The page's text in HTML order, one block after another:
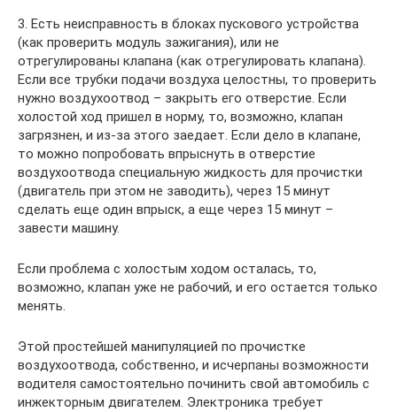
3. Есть неисправность в блоках пускового устройства
(как проверить модуль зажигания), или не
отрегулированы клапана (как отрегулировать клапана).
Если все трубки подачи воздуха целостны, то проверить
нужно воздухоотвод – закрыть его отверстие. Если
холостой ход пришел в норму, то, возможно, клапан
загрязнен, и из-за этого заедает. Если дело в клапане,
то можно попробовать впрыснуть в отверстие
воздухоотвода специальную жидкость для прочистки
(двигатель при этом не заводить), через 15 минут
сделать еще один впрыск, а еще через 15 минут –
завести машину.
Если проблема с холостым ходом осталась, то,
возможно, клапан уже не рабочий, и его остается только
менять.
Этой простейшей манипуляцией по прочистке
воздухоотвода, собственно, и исчерпаны возможности
водителя самостоятельно починить свой автомобиль с
инжекторным двигателем. Электроника требует